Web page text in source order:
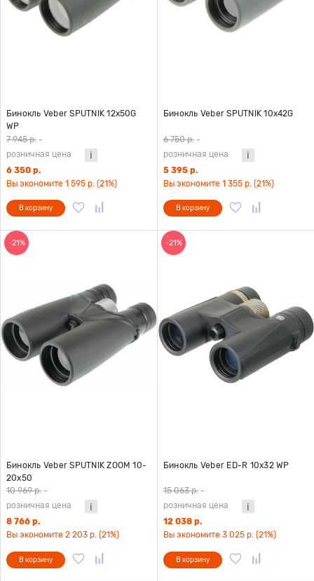
Бинокль Veber SPUTNIK 12х50G
WP
7 945 р. -
розничная цена
6 350 р.
Вы экономите 1 595 р. (21%)
В корзину
Бинокль Veber SPUTNIK 10х42G
6 750 р. -
розничная цена
5 395 р.
Вы экономите 1 355 р. (21%)
В корзину
-21%
Бинокль Veber SPUTNIK ZOOM 10-
20х50
10 969 р. -
розничная цена
8 766 р.
Вы экономите 2 203 р. (21%)
В корзину
-21%
Бинокль Veber ED-R 10x32 WP
15 063 р. -
розничная цена
12 038 р.
Вы экономите 3 025 р. (21%)
В корзину